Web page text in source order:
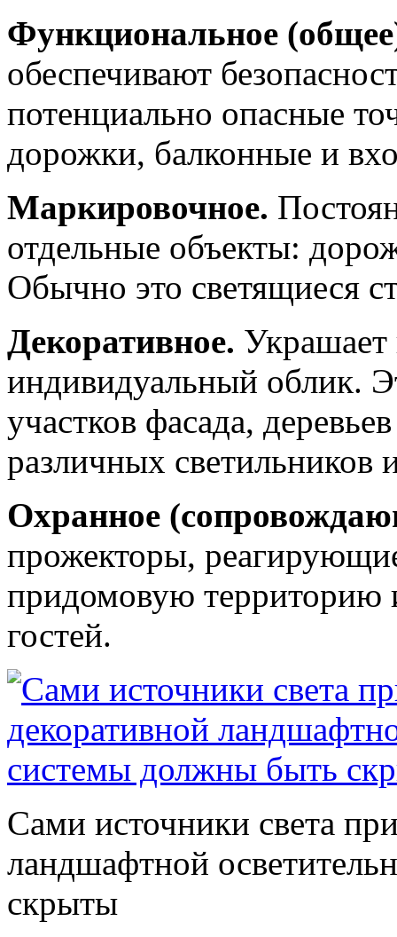
Функциональное
обеспечивают
потенциально опасные
дорожки, балконные и
Маркировочное.
отдельные объекты:
Обычно это светящиеся
Декоративное. Украшает
индивидуальный облик.
участков фасада,
различных светильников
Охранное
прожекторы,
придомовую
гостей.
Сами источники света
ландшафтной
скрыты